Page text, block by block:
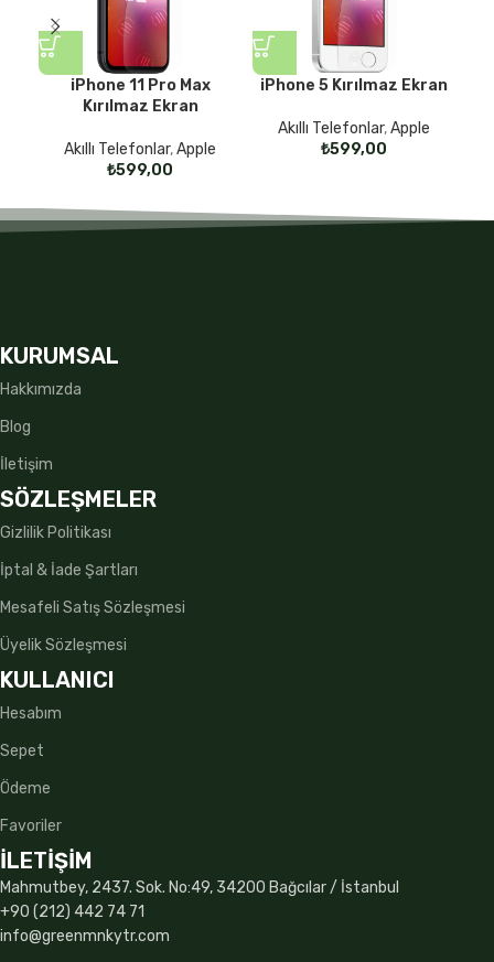
iPhone 11 Pro Max
Kırılmaz Ekran
Akıllı Telefonlar,Apple
₺
iPhone 5 Kırılmaz Ekran
Akıllı Telefonlar,Apple
₺
KURUMSAL
Hakkımızda
Blog
İletişim
SÖZLEŞMELER
Gizlilik Politikası
İptal & İade Şartları
Mesafeli Satış Sözleşmesi
Üyelik Sözleşmesi
KULLANICI
Hesabım
Sepet
Ödeme
Favoriler
İLETİŞİM
Mahmutbey, 2437. Sok. No:49, 34200 Bağcılar / İstanbul
+90 (212) 442 74 71
info@greenmnkytr.com